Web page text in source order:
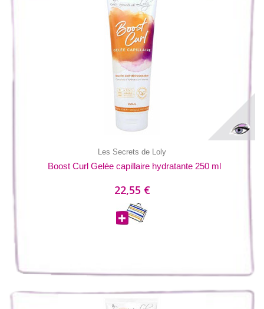
Les Secrets de Loly
Boost Curl Gelée capillaire hydratante 250 ml
22,55 €